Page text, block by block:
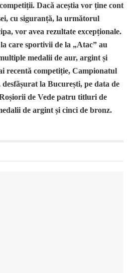
Dacă aceștia vor ține cont
cu siguranță, la următorul
vor avea rezultate excepționale.
care sportivii de la „Atac” au
medalii de aur, argint și
recentă competiție, Campionatul
la București, pe data de
de Vede patru titluri de
de argint și cinci de bronz.